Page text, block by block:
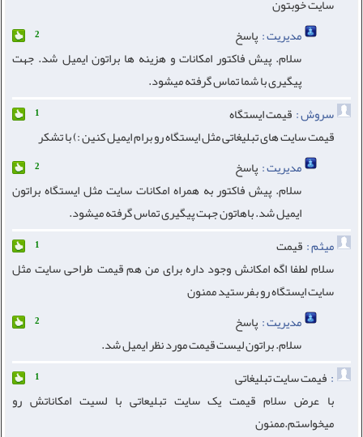
سایت خوبتون
مدیریت : پاسخ 2
سلام. پیش فاکتور امکانات و هزینه ها براتون ایمیل شد. جهت
پیگیری با شما تماس گرفته میشود.
سروش : قیمت ایستگاه 1
قیمت سایت های تبلیغاتی مثل ایستگاه رو برام ایمیل کنین :) با تشکر
مدیریت : پاسخ 2
سلام. پیش فاکتور به همراه امکانات سایت مثل ایستگاه براتون
ایمیل شد. باهاتون جهت پیگیری تماس گرفته میشود.
میثم : قیمت 1
سلام لطفا اگه امکانش وجود داره برای من هم قیمت طراحی سایت مثل
سایت ایستگاه رو بفرستید ممنون
مدیریت : پاسخ 2
سلام. براتون لیست قیمت مورد نظر ایمیل شد.
: فیمت سایت تبلیغاتی 1
با عرض سلام قیمت یک سایت تبلیعاتی با لسیت امکاناتش رو
میخواستم.ممنون